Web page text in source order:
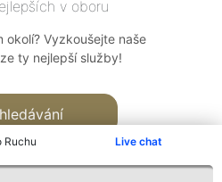
Ruchu Live chat
v oboru
okolí? Vyzkoušejte naše
ty nejlepší služby!